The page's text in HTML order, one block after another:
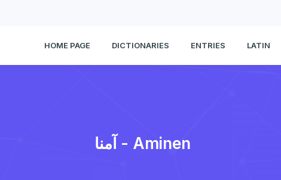
HOME PAGE DICTIONARIES ENTRIES LATIN
آمنا - Aminen